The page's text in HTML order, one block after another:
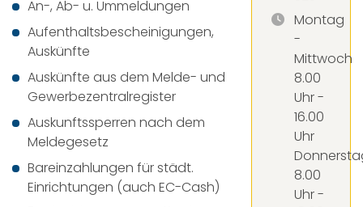
An-, Ab- u. Ummeldungen
Aufenthaltsbescheinigungen,
Auskünfte
Auskünfte aus dem Melde- und
Gewerbezentralregister
Auskunftssperren nach dem
Meldegesetz
Bareinzahlungen für städt.
Einrichtungen (auch EC-Cash)
Montag
-
Mittwoch
8.00
Uhr -
16.00
Uhr
8.00
Uhr -